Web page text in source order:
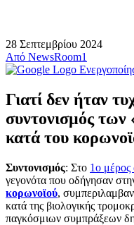
28 Σεπτεμβρίου 2024
Από NewsRoom1
Γιατί δεν ήταν
συντονισμός των
κατά του
Συντονισμός: Στο 1ο μέρος
γεγονότα που οδήγησαν
κορωνοϊού,
κατά της βιολογικής
παγκόσμιων συμπράξεων